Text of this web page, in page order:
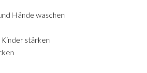
Hände waschen
Kinder stärken